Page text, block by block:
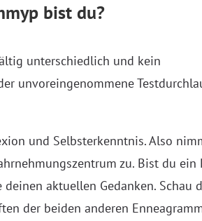
bist du?
unterschiedlich und kein
unvoreingenommene
und Selbsterkenntnis. Also
zu. Bist du ein
aktuellen Gedanken. Schau
der beiden anderen